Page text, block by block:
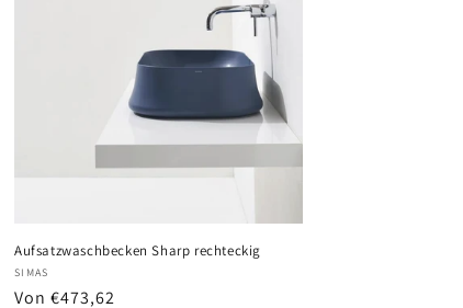
Aufsatzwaschbecken Sharp rechteckig
Anbieter:
SIMAS
Normaler
Von €473,62